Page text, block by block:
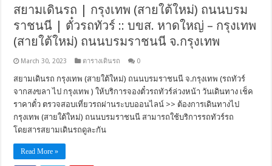
สยามเดินรถ | กรุงเทพ (สายใต้ใหม่) ถนนบรม
ราชนนี | ตั๋วรถทัวร์ :: บขส. หาดใหญ่ – กรุงเทพ
(สายใต้ใหม่) ถนนบรมราชนนี จ.กรุงเทพ
March 30, 2023 ตารางเดินรถ 0
สยามเดินรถ กรุงเทพ (สายใต้ใหม่) ถนนบรมราชนนี จ.กรุงเทพ (รถทัวร์
จากสงขลา ไป กรุงเทพ ) ให้บริการจองตั๋วรถทัวร์ล่วงหน้า วันเดินทาง เช็ค
ราคาตั๋ว ตรวจสอบเที่ยวรถผ่านระบบออนไลน์ >> ต้องการเดินทางไป
กรุงเทพ (สายใต้ใหม่) ถนนบรมราชนนี สามารถใช้บริการรถทัวร์รถ
โดยสารสยามเดินรถดูละกัน
Read More »